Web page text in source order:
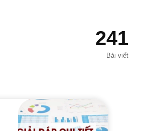
241
Bài viết